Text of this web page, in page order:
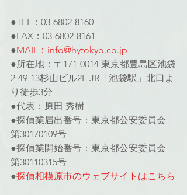
●TEL：03-6802-8160
●FAX：03-6802-8161
●MAIL：info@hytokyo.co.jp
●所在地：〒171-0014 東京都豊島区池袋
2-49-13杉山ビル2F JR「池袋駅」北口よ
り徒歩3分
●代表：原田 秀樹
●探偵業届出番号：東京都公安委員会
第30170109号
●探偵業開始番号：東京都公安委員会
第30110315号
●探偵相模原市のウェブサイトはこちら